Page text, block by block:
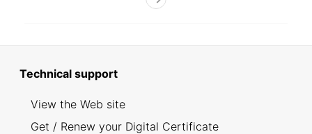
Technical support
View the Web site
Get / Renew your Digital Certificate